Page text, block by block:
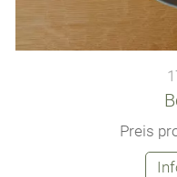
Preis